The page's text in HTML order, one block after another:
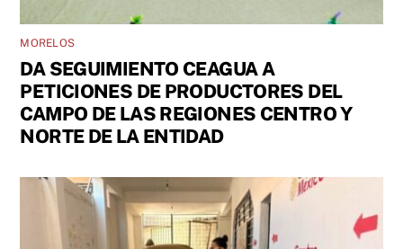
MORELOS
DA SEGUIMIENTO CEAGUA A
PETICIONES DE PRODUCTORES DEL
CAMPO DE LAS REGIONES CENTRO Y
NORTE DE LA ENTIDAD